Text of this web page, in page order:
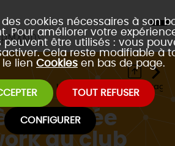
cookies nécessaires à son
Pour améliorer votre
peuvent être utilisés : vous
Cela reste modifiable à
lien Cookies en bas de page.
TOUT REFUSER
CONFIGURER
Les 4 formats de réseautage
Soirée
du club